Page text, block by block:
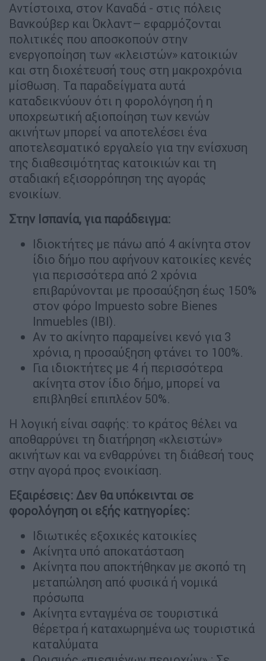
Αντίστοιχα, στον Καναδά - στις πόλεις
Βανκούβερ και Όκλαντ– εφαρμόζονται
πολιτικές που αποσκοπούν στην
ενεργοποίηση των «κλειστών» κατοικιών
και στη διοχέτευσή τους στη μακροχρόνια
μίσθωση. Τα παραδείγματα αυτά
καταδεικνύουν ότι η φορολόγηση ή η
υποχρεωτική αξιοποίηση των κενών
ακινήτων μπορεί να αποτελέσει ένα
αποτελεσματικό εργαλείο για την ενίσχυση
της διαθεσιμότητας κατοικιών και τη
σταδιακή εξισορρόπηση της αγοράς
ενοικίων.
Στην Ισπανία, για παράδειγμα:
Ιδιοκτήτες με πάνω από 4 ακίνητα στον
ίδιο δήμο που αφήνουν κατοικίες κενές
για περισσότερα από 2 χρόνια
επιβαρύνονται με προσαύξηση έως 150%
στον φόρο Impuesto sobre Bienes
Inmuebles (IBI).
Αν το ακίνητο παραμείνει κενό για 3
χρόνια, η προσαύξηση φτάνει το 100%.
Για ιδιοκτήτες με 4 ή περισσότερα
ακίνητα στον ίδιο δήμο, μπορεί να
επιβληθεί επιπλέον 50%.
Η λογική είναι σαφής: το κράτος θέλει να
αποθαρρύνει τη διατήρηση «κλειστών»
ακινήτων και να ενθαρρύνει τη διάθεσή τους
στην αγορά προς ενοικίαση.
Εξαιρέσεις: Δεν θα υπόκεινται σε
φορολόγηση οι εξής κατηγορίες:
Ιδιωτικές εξοχικές κατοικίες
Ακίνητα υπό αποκατάσταση
Ακίνητα που αποκτήθηκαν με σκοπό τη
μεταπώληση από φυσικά ή νομικά
πρόσωπα
Ακίνητα ενταγμένα σε τουριστικά
θέρετρα ή καταχωρημένα ως τουριστικά
καταλύματα